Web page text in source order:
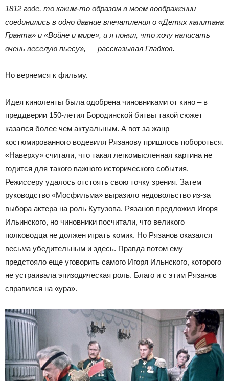
1812 годе, то каким-то образом в моем воображении
соединились в одно давние впечатления о «Детях капитана
Гранта» и «Войне и мире», и я понял, что хочу написать
очень веселую пьесу», — рассказывал Гладков.
Но вернемся к фильму.
Идея киноленты была одобрена чиновниками от кино – в
преддверии 150-летия Бородинской битвы такой сюжет
казался более чем актуальным. А вот за жанр
костюмированного водевиля Рязанову пришлось побороться.
«Наверху» считали, что такая легкомысленная картина не
годится для такого важного исторического события.
Режиссеру удалось отстоять свою точку зрения. Затем
руководство «Мосфильма» выразило недовольство из-за
выбора актера на роль Кутузова. Рязанов предложил Игоря
Ильинского, но чиновники посчитали, что великого
полководца не должен играть комик. Но Рязанов оказался
весьма убедительным и здесь. Правда потом ему
предстояло еще уговорить самого Игоря Ильнского, которого
не устраивала эпизодическая роль. Благо и с этим Рязанов
справился на «ура».